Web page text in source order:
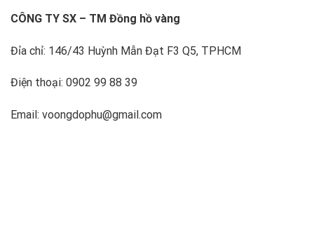
CÔNG TY SX – TM Đồng hồ vàng
Đỉa chỉ: 146/43 Huỳnh Mẫn Đạt F3 Q5, TPHCM
Điện thoại: 0902 99 88 39
Email: voongdophu@gmail.com